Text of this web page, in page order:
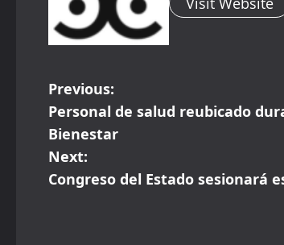
P
o
s
t
Previous:
Personal de salud reubicado
Bienestar
Next:
Congreso del Estado sesionará